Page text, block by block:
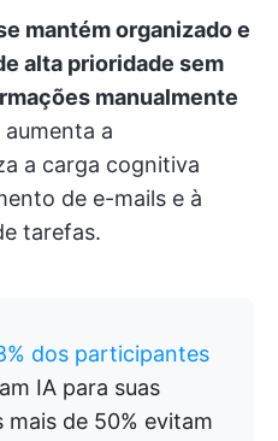
mantém organizado e
alta prioridade sem
manualmente
aumenta a
a carga cognitiva
de e-mails e à
tarefas.
dos participantes
IA para suas
de 50% evitam